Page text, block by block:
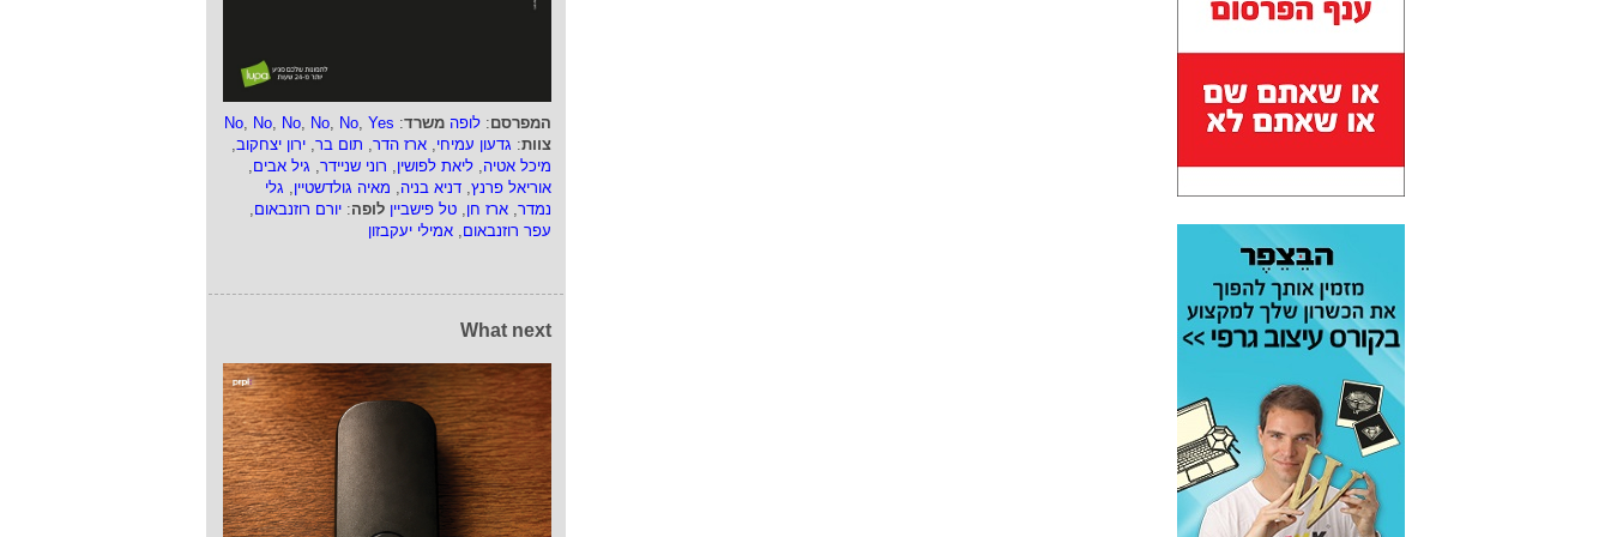
המפרסם: לופה משרד:
No, No, No, No, No, Yes
צוות: גדעון עמיחי, ארז הדר, תום בר, ירון יצחקוב,
מיכל אטיה, ליאת לפושין, רוני שניידר, גיל אבים,
אוריאל פרנץ, דניא בניה, מאיה גולדשטיין, גלי
נמדר, ארז חן, טל פישביין לופה: יורם רוזנבאום,
עפר רוזנבאום, אמילי יעקבזון
What next